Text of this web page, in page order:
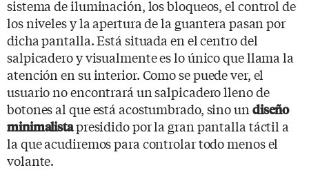
sistema de iluminación, los bloqueos, el control de
los niveles y la apertura de la guantera pasan por
dicha pantalla. Está situada en el centro del
salpicadero y visualmente es lo único que llama la
atención en su interior.Como se puede ver, el
usuario no encontrará un salpicadero lleno de
botones al que está acostumbrado, sino un diseño
minimalistapresidido por la gran pantalla táctil a
la que acudiremos para controlar todo menos el
volante.